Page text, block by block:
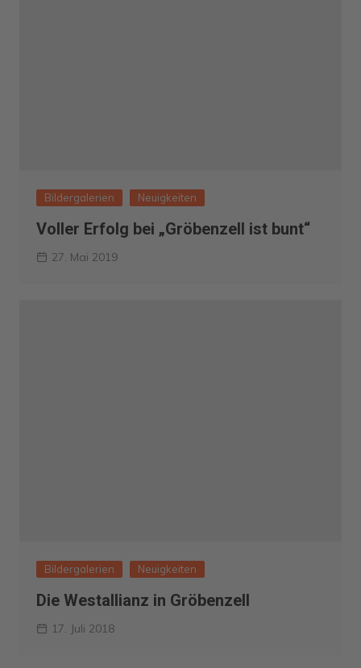
Bildergalerien Neuigkeiten
Voller Erfolg bei „Gröbenzell ist bunt“
27. Mai 2019
Bildergalerien Neuigkeiten
Die Westallianz in Gröbenzell
17. Juli 2018